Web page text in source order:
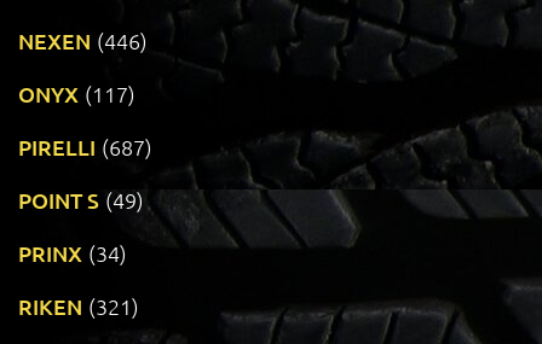
NEXEN (446)
ONYX (117)
PIRELLI (687)
POINT S (49)
PRINX (34)
RIKEN (321)